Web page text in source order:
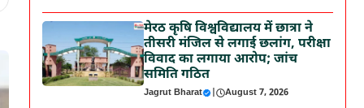
मेरठ कृषि विश्वविद्यालय में छात्रा ने
तीसरी मंजिल से लगाई छलांग, परीक्षा
विवाद का लगाया आरोप; जांच
समिति गठित
Jagrut Bharat | August 7, 2026